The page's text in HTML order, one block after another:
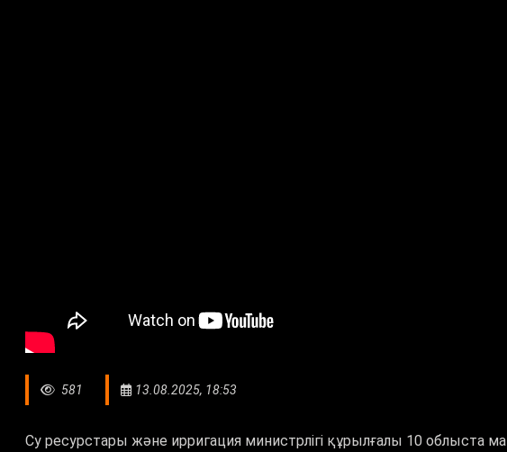
581 13.08.2025, 18:53
Су ресурстары және ирригация министрлігі құрылғалы 10